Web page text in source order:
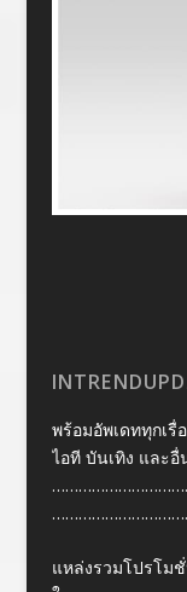
พร้อมอัพเดททุกเรื่
ไอที บันเทิง และอื่
แหล่งรวมโปรโม